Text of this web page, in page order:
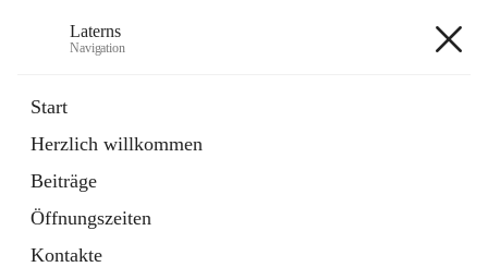
Laterns
Navigation
Start
Herzlich willkommen
Beiträge
Öffnungszeiten
Kontakte
11 Schnellzugriffe
Soziales
1 Schnellzugriff